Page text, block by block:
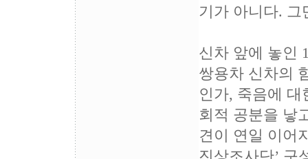
기가 아니다. 그
신차 앞에 놓인
쌍용차 신차의
인가, 죽음에
회적 공분을 낳
견이 연일 이어